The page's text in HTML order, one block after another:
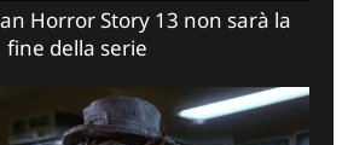
Horror Story 13 non sarà la
fine della serie